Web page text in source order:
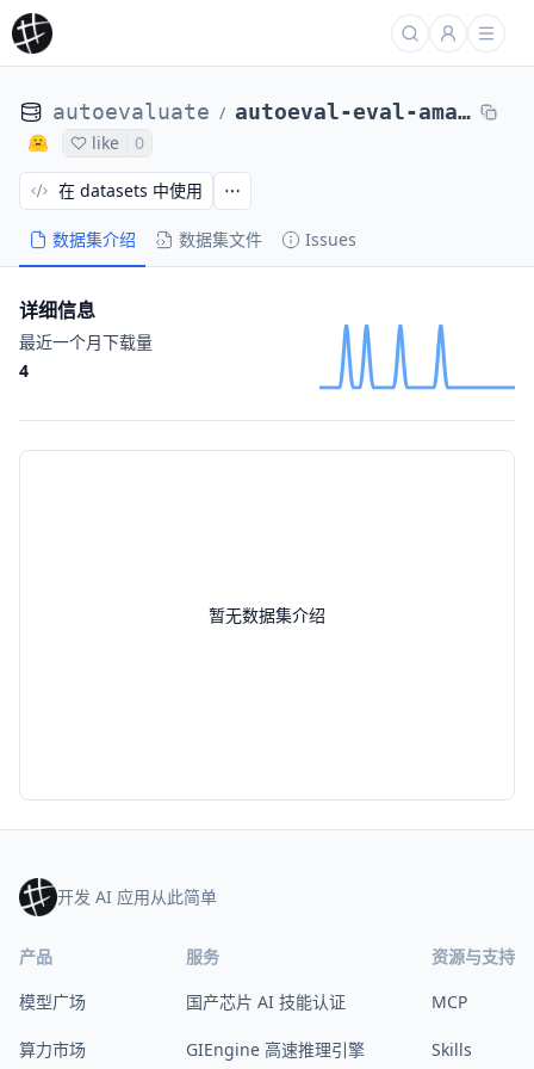
autoevaluate / autoeval-eval-amazon_polarity-amazon_polarity-d08caa-33166145013
like 0
数据集介绍 数据集文件 Issues
在 datasets 中使用
暂无数据集介绍
详细信息
最近一个月下载量
4
开发 AI 应用从此简单
产品
模型广场
算力市场
服务
国产芯片 AI 技能认证
GIEngine 高速推理引擎
资源与支持
MCP
Skills